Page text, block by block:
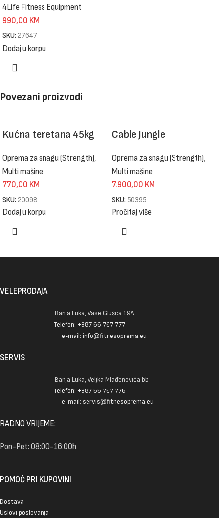
4Life Fitness Equipment
990,00 KM
SKU: 27647
Dodaj u korpu
Povezani proizvodi
Kućna teretana 45kg
Oprema za snagu (Strength),
Multi mašine
770,00 KM
SKU: 20098
Dodaj u korpu
Cable Jungle
Oprema za snagu (Strength),
Multi mašine
7.900,00 KM
SKU: 50395
Pročitaj više
VELEPRODAJA
Banja Luka, Vase Glušca 19A
Telefon: +387 66 767 777
e-mail: info@fitnesoprema.eu
SERVIS
Banja Luka, Veljka Mlađenovića bb
Telefon: +387 66 767 776
e-mail: servis@fitnesoprema.eu
RADNO VRIJEME:
Pon-Pet: 08:00-16:00h
POMOĆ PRI KUPOVINI
Dostava
Uslovi poslovanja